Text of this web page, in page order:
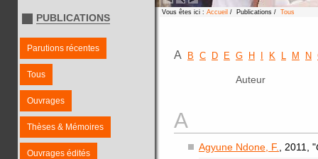
PUBLICATIONS
Parutions récentes
Tous
Ouvrages
Thèses & Mémoires
Ouvrages édités
Vous êtes ici : Accueil / Publications / Tous
A B C D E G H K L M N
Auteur
A
Agyune Ndone, F. , 2011, "